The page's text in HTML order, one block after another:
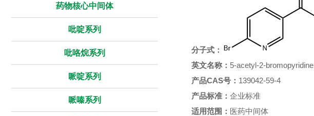
药物核心中间体
吡啶系列
吡咯烷系列
哌啶系列
哌嗪系列
分子式：
英文名称： 5-acetyl-2-bromopyridine
产品CAS号： 139042-59-4
产品标准： 企业标准
适用范围： 医药中间体